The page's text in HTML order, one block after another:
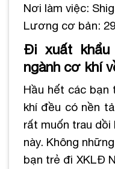
Nơi làm việc:
Lương cơ bản:
Đi xuất khẩu
ngành cơ khí
Hầu hết các
khí đều có nền
rất muốn trau dồi
này. Không
bạn trẻ đi XKLĐ